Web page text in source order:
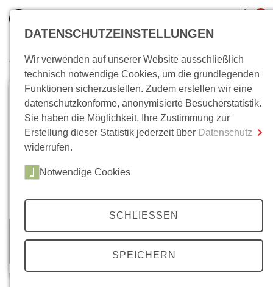
inkl. MwSt.
0,00 €
Zum Warenkorb Zur Kasse
Wo bin ich?
DATENSCHUTZEINSTELLUNGEN
Wir verwenden auf unserer Website ausschließlich
technisch notwendige Cookies, um die grundlegenden
Funktionen sicherzustellen. Zudem erstellen wir eine
datenschutzkonforme, anonymisierte Besucherstatistik.
Sie haben die Möglichkeit, Ihre Zustimmung zur
Erstellung dieser Statistik jederzeit über Datenschutz
widerrufen.
Notwendige Cookies
SCHLIESSEN
SPEICHERN